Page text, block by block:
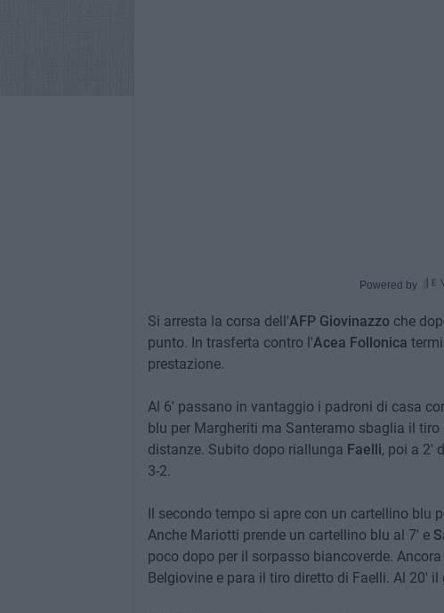
Powered by
Si arresta la corsa dell'AFP Giovinazzoche
punto. In trasferta contro l'Acea Follonica
prestazione.
Al 6' passano in vantaggio i padroni di casa
blu per Margheriti ma Santeramo sbaglia il tiro
distanze. Subito dopo riallunga Faelli, poi a 2'
3-2.
Il secondo tempo si apre con un cartellino blu
Anche Mariotti prende un cartellino blu al 7' e
poco dopo per il sorpasso biancoverde.
Belgiovine e para il tiro diretto di Faelli. Al 20' il